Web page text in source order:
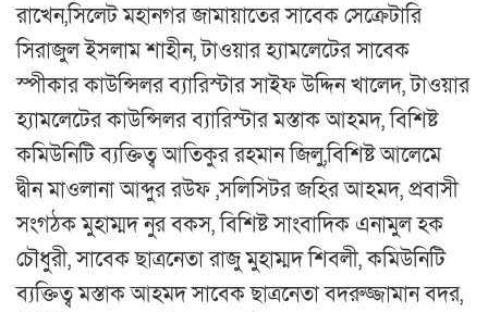
রাখেন,সিলেট মহানগর জামায়াতের সাবেক সেক্রেটারি
সিরাজুল ইসলাম শাহীন, টাওয়ার হ্যামলেটের সাবেক
স্পীকার কাউন্সিলর ব্যারিস্টার সাইফ উদ্দিন খালেদ, টাওয়ার
হ্যামলেটের কাউন্সিলর ব্যারিস্টার মস্তাক আহমদ, বিশিষ্ট
কমিউনিটি ব্যক্তিত্ব আতিকুর রহমান জিলু,বিশিষ্ট আলেমে
দ্বীন মাওলানা আব্দুর রউফ ,সলিসিটর জহির আহমদ, প্রবাসী
সংগঠক মুহাম্মদ নুর বকস, বিশিষ্ট সাংবাদিক এনামুল হক
চৌধুরী, সাবেক ছাত্রনেতা রাজু মুহাম্মদ শিবলী, কমিউনিটি
ব্যক্তিত্ব মস্তাক আহমদ সাবেক ছাত্রনেতা বদরুজ্জামান বদর,